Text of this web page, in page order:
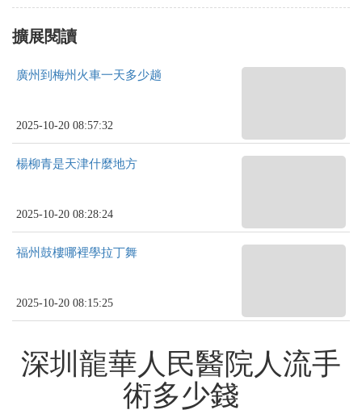
擴展閱讀
廣州到梅州火車一天多少趟
2025-10-20 08:57:32
楊柳青是天津什麼地方
2025-10-20 08:28:24
福州鼓樓哪裡學拉丁舞
2025-10-20 08:15:25
深圳龍華人民醫院人流手
術多少錢